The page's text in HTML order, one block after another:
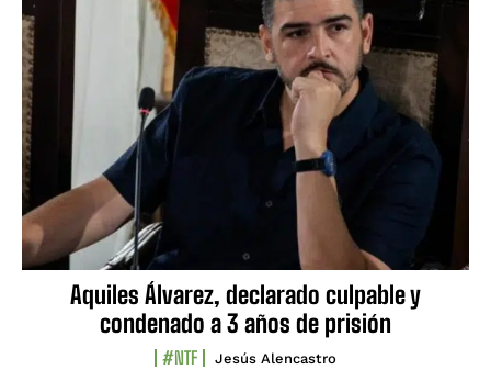
Aquiles Álvarez, declarado culpable y
condenado a 3 años de prisión
#NTF Jesús Alencastro